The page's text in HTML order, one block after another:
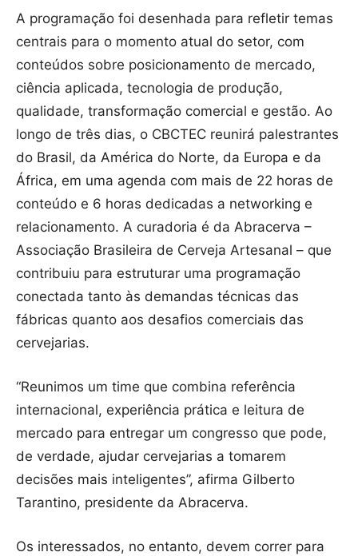
A programação foi desenhada para refletir temas
centrais para o momento atual do setor, com
conteúdos sobre posicionamento de mercado,
ciência aplicada, tecnologia de produção,
qualidade, transformação comercial e gestão. Ao
longo de três dias, o CBCTEC reunirá palestrantes
do Brasil, da América do Norte, da Europa e da
África, em uma agenda com mais de 22 horas de
conteúdo e 6 horas dedicadas a networking e
relacionamento. A curadoria é da Abracerva –
Associação Brasileira de Cerveja Artesanal – que
contribuiu para estruturar uma programação
conectada tanto às demandas técnicas das
fábricas quanto aos desafios comerciais das
cervejarias.
“Reunimos um time que combina referência
internacional, experiência prática e leitura de
mercado para entregar um congresso que pode,
de verdade, ajudar cervejarias a tomarem
decisões mais inteligentes”, afirma Gilberto
Tarantino, presidente da Abracerva.
Os interessados, no entanto, devem correr para